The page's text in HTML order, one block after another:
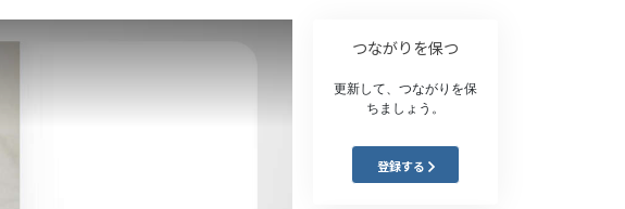
ってください：薬物
権擁護の会
トロジー･ボランティア･ミニ
初級のサービス 病気やけがのためのアシスト
高潔さと正直さ
感情のトーン・スケール
つながりを保つ
更新して、つながりを保
ちましょう。
登録する